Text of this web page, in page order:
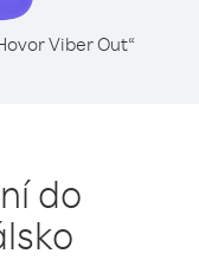
Viber Out“
do